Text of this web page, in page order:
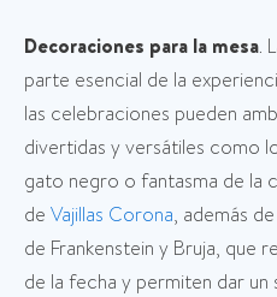
Decoraciones para la mesa.
parte esencial de la
las celebraciones pueden
divertidas y versátiles como
gato negro o fantasma de la
de Vajillas Corona, además
de Frankenstein y Bruja, que
de la fecha y permiten dar